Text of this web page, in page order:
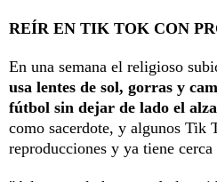
REÍR EN TIK TOK CON
En una semana el religioso
usa lentes de sol, gorras y
fútbol sin dejar de lado el
como sacerdote, y algunos Tik
reproducciones y ya tiene